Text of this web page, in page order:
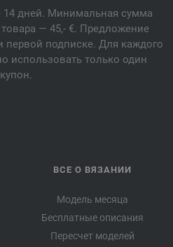
14 дней. Минимальная сумма
— 45,- €. Предложение
первой подписке. Для каждого
использовать только один
купон.
ВСЕ О ВЯЗАНИИ
Модель месяца
Бесплатные описания
Пересчет моделей